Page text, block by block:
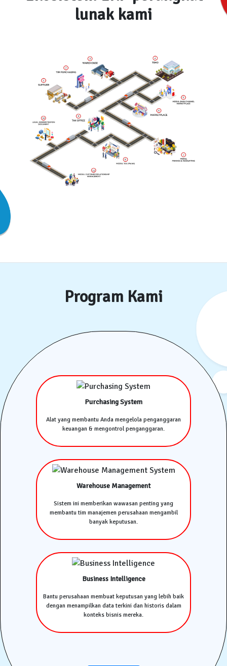
lunak kami
Program Kami
Purchasing System
Alat yang membantu Anda mengelola penganggaran
keuangan & mengontrol penganggaran.
Warehouse Management
Sistem ini memberikan wawasan penting yang
membantu tim manajemen perusahaan mengambil
banyak keputusan.
Business Intelligence
Bantu perusahaan membuat keputusan yang lebih baik
dengan menampilkan data terkini dan historis dalam
konteks bisnis mereka.